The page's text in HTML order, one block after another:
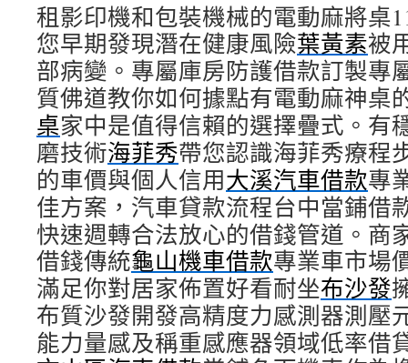
租影印機和包裝機械的電動麻將桌
您早期發現潛在健康風險葉黃素被
部病變。專屬庫房防護借款訂製專
質佛道教你如何據點有電動麻神桌
桌家中是值得信賴的選擇疊式。有
磨技術海菲秀帶您認識海菲秀療程
的車價與個人信用大溪汽車借款專
佳方案，汽車貸款流程台中當鋪借
快速週轉合法放心的借錢管道。商
借錢傳統龜山機車借款專業車市場
滿足你對居家佈置好看耐坐布沙發
布質沙發開發高精度力感測器測壓
能力量感及稱重感應器領域低率借